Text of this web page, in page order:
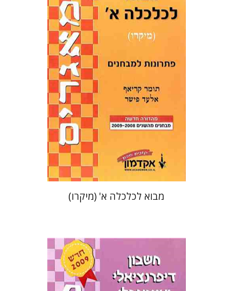
תומר קריאף אלעד פישר
הנחת אתר ספר מודפס
מבוא לכלכלה א' (מיקרו)
אריאל אלמסי סטס סוקולינסקי